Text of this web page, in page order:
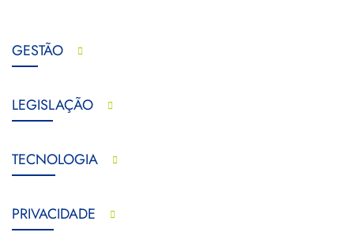
GESTÃO
LEGISLAÇÃO
TECNOLOGIA
PRIVACIDADE